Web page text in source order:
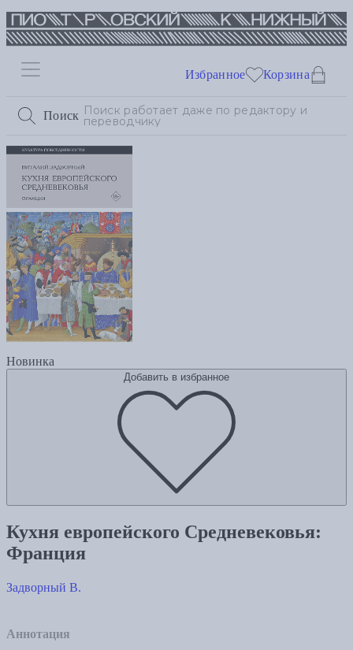
Поиск
Избранное Корзина
Новинка
Добавить в избранное
Кухня европейского Средневековья:
Франция
Задворный В.
Аннотация